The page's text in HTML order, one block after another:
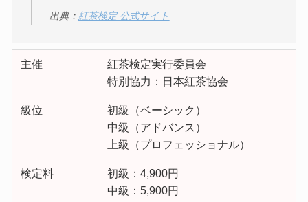
出典： 紅茶検定 公式サイト
主催
紅茶検定実行委員会
特別協力：日本紅茶協会
級位
初級（ベーシック）
中級（アドバンス）
上級（プロフェッショナル）
検定料
初級：4,900円
中級：5,900円